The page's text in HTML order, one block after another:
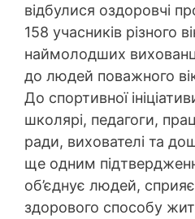
відбулися оздоровчі
158 учасників різного
наймолодших
до людей поважного
До спортивної
школярі, педагоги,
ради, вихователі та
ще одним
об’єднує людей,
здорового способу